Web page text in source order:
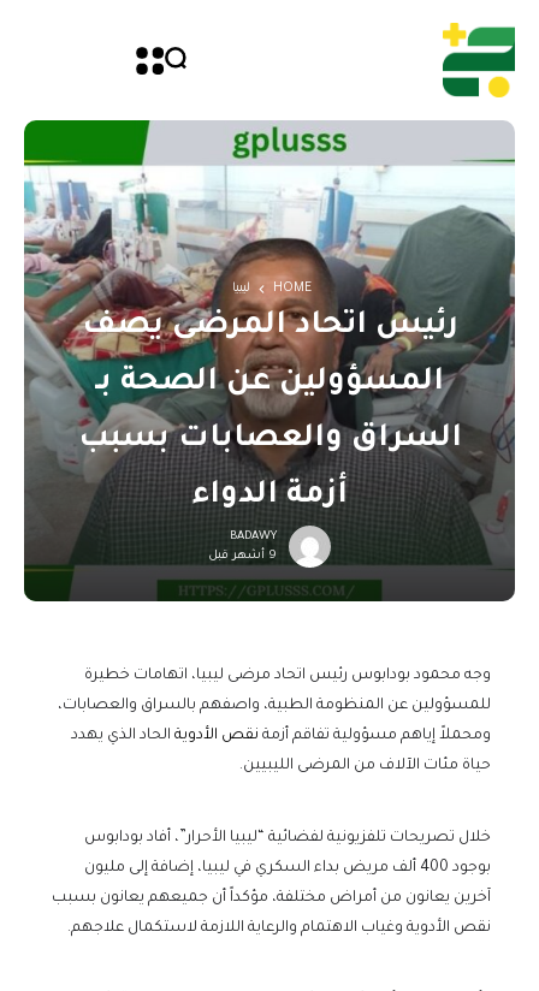
HOME ليبيا
رئيس اتحاد المرضى يصف
المسؤولين عن الصحة بـ
السراق والعصابات بسبب
أزمة الدواء
BADAWY
9 أشهر قبل
وجه محمود بودابوس رئيس اتحاد مرضى ليبيا، اتهامات خطيرة
للمسؤولين عن المنظومة الطبية، واصفهم بالسراق والعصابات،
ومحملاً إياهم مسؤولية تفاقم أزمة نقص الأدوية الحاد الذي يهدد
حياة مئات الآلاف من المرضى الليبيين.
خلال تصريحات تلفزيونية لفضائية “ليبيا الأحرار”، أفاد بودابوس
بوجود 400 ألف مريض بداء السكري في ليبيا، إضافة إلى مليون
آخرين يعانون من أمراض مختلفة، مؤكداً أن جميعهم يعانون بسبب
نقص الأدوية وغياب الاهتمام والرعاية اللازمة لاستكمال علاجهم.